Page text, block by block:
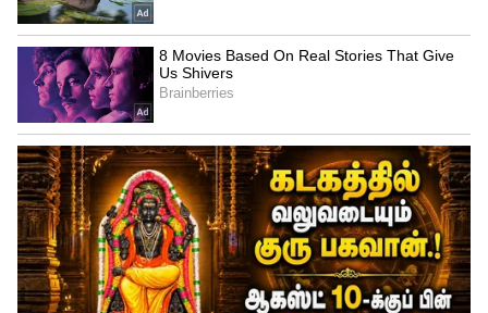
Skoda Kylaq
ஸ்கோடாவின் 1.0 லிட்டர் TSI எஞ்சின், 115
குதிரைத்திறன் மற்றும் 178 Nm டார்க்கை
உருவகிக்கிறது, இது கியூலாக்கிற்கு சக்தி
அளிக்கிறது. 6-ஸ்பீட் AT டார்க் கன்வெர்ட்டர்
மற்றும் 6-ஸ்பீட் MT கியர்பாக்ஸ் இரண்டும்
கிடைக்கின்றன. ஸ்கோடாவின் கூற்றுப்படி,